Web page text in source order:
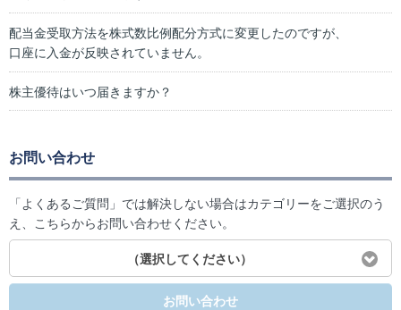
配当金受取方法を株式数比例配分方式に変更したのですが、
口座に入金が反映されていません。
株主優待はいつ届きますか？
お問い合わせ
「よくあるご質問」では解決しない場合はカテゴリーをご選択のう
え、こちらからお問い合わせください。
（選択してください）
お問い合わせ